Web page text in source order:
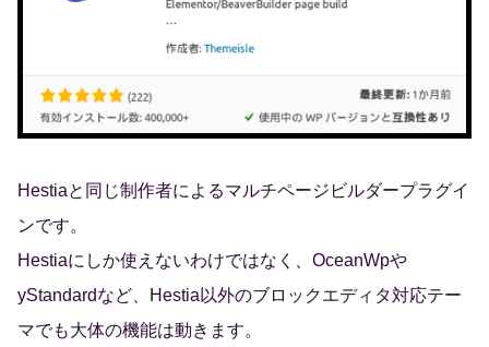
Hestiaと同じ制作者によるマルチページビルダープラグイ
ンです。
Hestiaにしか使えないわけではなく、OceanWpや
yStandardなど、Hestia以外のブロックエディタ対応テー
マでも大体の機能は動きます。